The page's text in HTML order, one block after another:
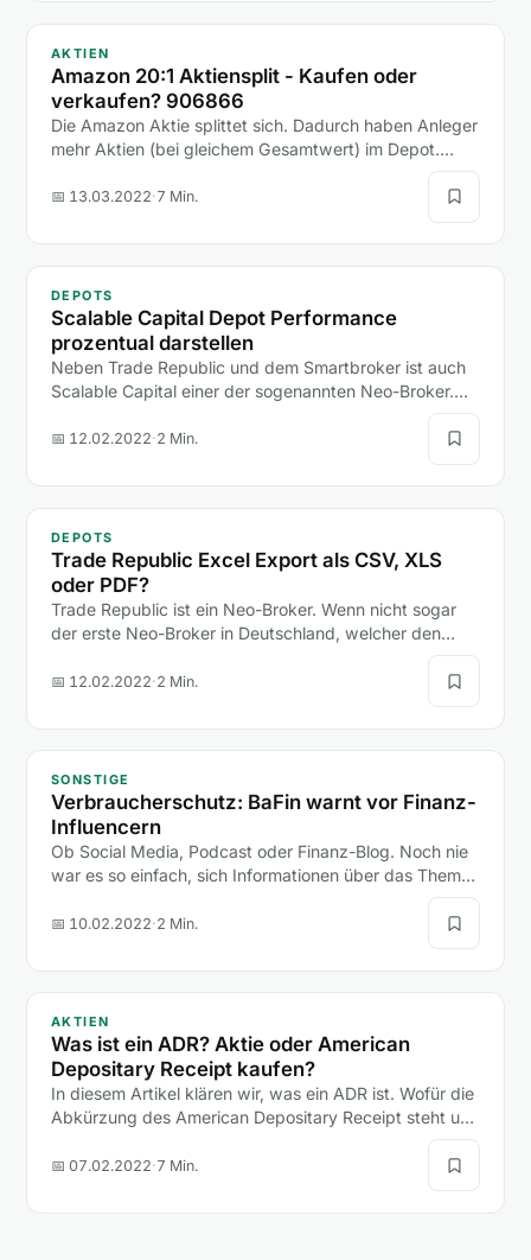
AKTIEN
Amazon 20:1 Aktiensplit - Kaufen oder
verkaufen? 906866
Die Amazon Aktie splittet sich. Dadurch haben Anleger
mehr Aktien (bei gleichem Gesamtwert) im Depot.
📅 13.03.2022·7 Min.
DEPOTS
Scalable Capital Depot Performance
prozentual darstellen
Neben Trade Republic und dem Smartbroker ist auch
Scalable Capital einer der sogenannten Neo-Broker.
Alle drei Broker haben in den letzten Jahren große…
📅 12.02.2022·2 Min.
DEPOTS
Trade Republic Excel Export als CSV, XLS
oder PDF?
Trade Republic ist ein Neo-Broker. Wenn nicht sogar
der erste Neo-Broker in Deutschland, welcher den
Boom der neuen Depot-Anbieter (hier zum Depot-
Vergleich)…
📅 12.02.2022·2 Min.
SONSTIGE
Verbraucherschutz: BaFin warnt vor Finanz-
Influencern
Ob Social Media, Podcast oder Finanz-Blog. Noch nie
war es so einfach, sich Informationen über das Thema
📅 10.02.2022·2 Min.
AKTIEN
Was ist ein ADR? Aktie oder American
Depositary Receipt kaufen?
In diesem Artikel klären wir, was ein ADR ist. Wofür die
Abkürzung des American Depositary Receipt steht und
ob Anleger mit einem ADR oder einer Aktie besser…
📅 07.02.2022·7 Min.